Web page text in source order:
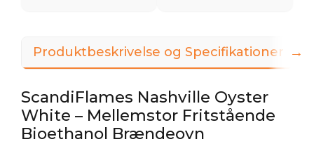
Produktbeskrivelse og Specifikationer
ScandiFlames Nashville Oyster
White – Mellemstor Fritstående
Bioethanol Brændeovn
→